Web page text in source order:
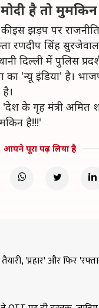
है तो
इस झड़प पर
रणदीप सिंह
दिल्ली में पुलिस
का 'न्यू इंडिया' है।
के गृह मंत्री अमित
है!!!'
आपने पूरा पढ़ लिया है
तैयारी, 'प्रहार' और फिर